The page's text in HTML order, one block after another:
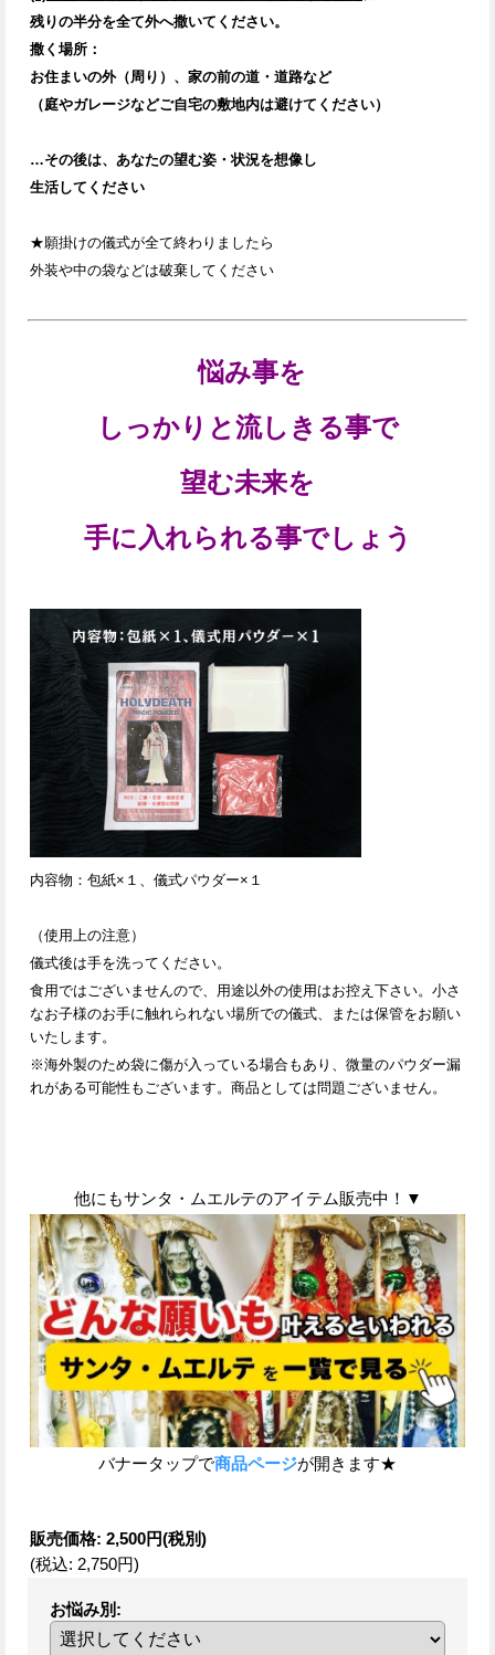
残りの半分を全て外へ撒いてください。
撒く場所：
お住まいの外（周り）、家の前の道・道路など
（庭やガレージなどご自宅の敷地内は避けてください）
…その後は、あなたの望む姿・状況を想像し
生活してください
★願掛けの儀式が全て終わりましたら
外装や中の袋などは破棄してください
悩み事を
しっかりと流しきる事で
望む未来を
手に入れられる事でしょう
内容物：包紙×１、儀式パウダー×１
（使用上の注意）
儀式後は手を洗ってください。
食用ではございませんので、用途以外の使用はお控え下さい。小さ
なお子様のお手に触れられない場所での儀式、または保管をお願い
いたします。
※海外製のため袋に傷が入っている場合もあり、微量のパウダー漏
れがある可能性もございます。商品としては問題ございません。
他にもサンタ・ムエルテのアイテム販売中！▼
バナータップで商品ページが開きます★
販売価格: 2,500円(税別)
(税込: 2,750円)
お悩み別 :